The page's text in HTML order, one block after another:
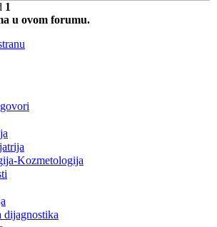
1
u ovom forumu.
Kozmetologija